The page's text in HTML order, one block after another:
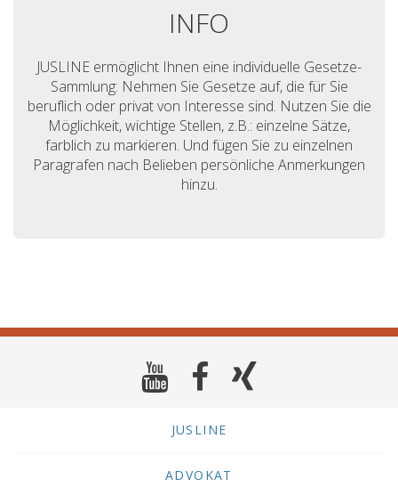
INFO
JUSLINE ermöglicht Ihnen eine individuelle Gesetze-
Sammlung: Nehmen Sie Gesetze auf, die für Sie
beruflich oder privat von Interesse sind. Nutzen Sie die
Möglichkeit, wichtige Stellen, z.B.: einzelne Sätze,
farblich zu markieren. Und fügen Sie zu einzelnen
Paragrafen nach Belieben persönliche Anmerkungen
hinzu.
JUSLINE
ADVOKAT